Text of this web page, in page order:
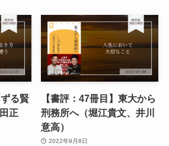
る賢
正
【書評：47冊目】東大から
刑務所へ（堀江貴文、井川
意高）
2022年9月8日